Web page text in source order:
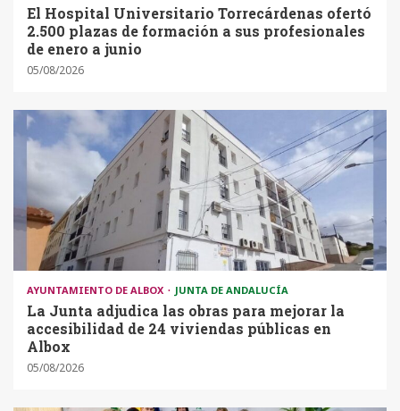
El Hospital Universitario Torrecárdenas ofertó
2.500 plazas de formación a sus profesionales
de enero a junio
05/08/2026
AYUNTAMIENTO DE ALBOX JUNTA DE ANDALUCÍA
La Junta adjudica las obras para mejorar la
accesibilidad de 24 viviendas públicas en
Albox
05/08/2026